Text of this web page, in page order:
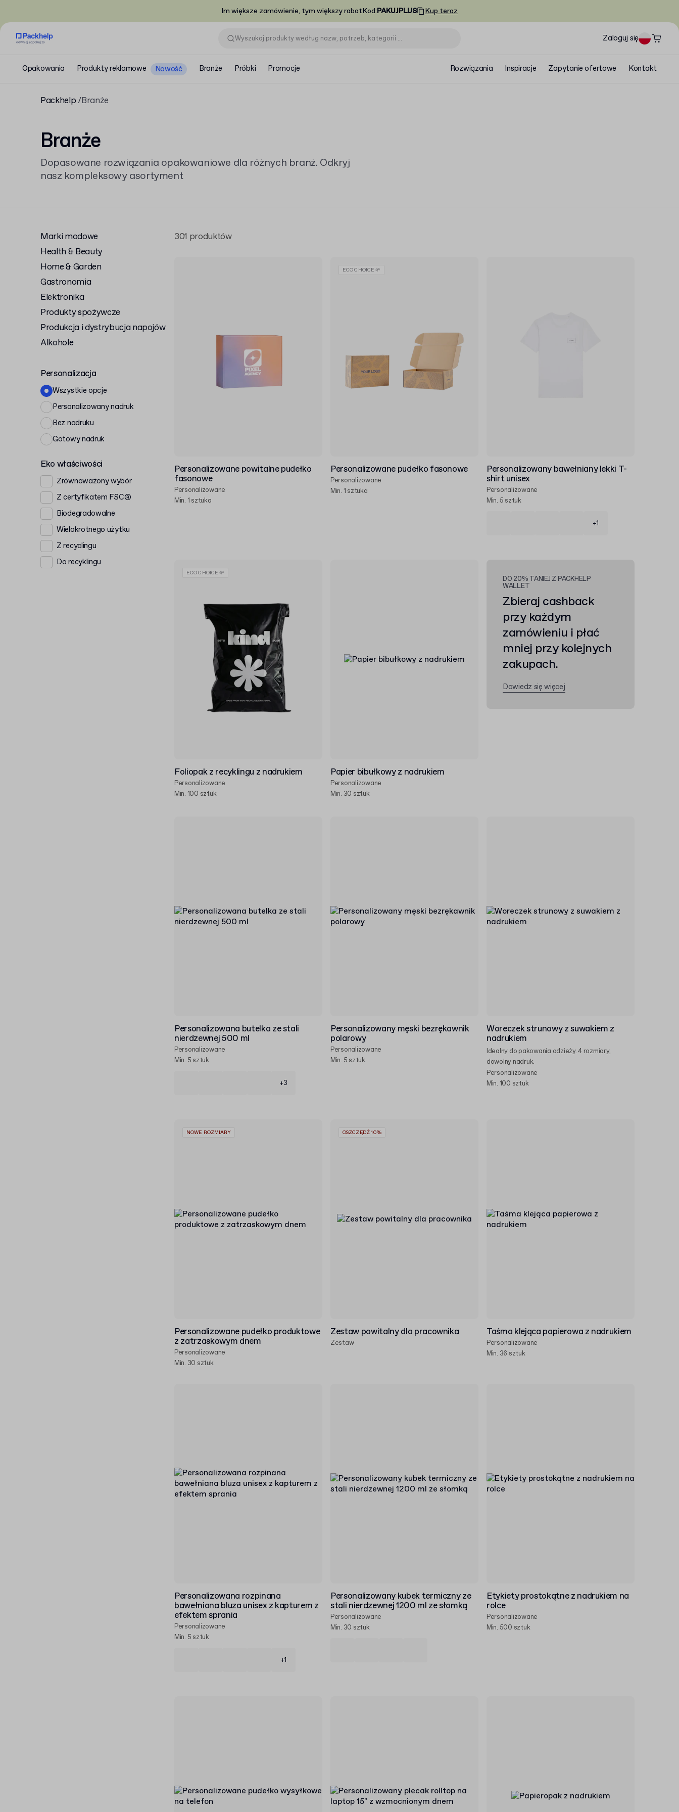
Im większe zamówienie, tym większy rabatKod:PAKUJPLUS Kup teraz
Zaloguj się
Opakowania Produkty reklamowe Nowość Branże Próbki Promocje Rozwiązania Inspiracje Zapytanie ofertowe Kontakt
Packhelp Branże
Branże
Dopasowane rozwiązania opakowaniowe dla różnych branż. Odkryj
nasz kompleksowy asortyment
Marki modowe
Health & Beauty
Home & Garden
Gastronomia
Elektronika
Produkty spożywcze
Produkcja i dystrybucja napojów
Alkohole
Personalizacja
Wszystkie opcje
Personalizowany nadruk
Bez nadruku
Gotowy nadruk
Eko właściwości
Zrównoważony wybór
Z certyfikatem FSC®
Biodegradowalne
Wielokrotnego użytku
Z recyclingu
Do recyklingu
301 produktów
Personalizowane powitalne pudełko
fasonowe
Personalizowane
Min. 1 sztuka
Personalizowane pudełko fasonowe
Personalizowane
Min. 1 sztuka
ECO CHOICE 🌱
Personalizowany bawełniany lekki T-
shirt unisex
Personalizowane
Min. 5 sztuk
+1
Foliopak z recyklingu z nadrukiem
Personalizowane
Min. 100 sztuk
ECO CHOICE 🌱
Papier bibułkowy z nadrukiem
Personalizowane
Min. 30 sztuk
Personalizowana butelka ze stali
nierdzewnej 500 ml
Personalizowane
Min. 5 sztuk
+3
Personalizowany męski bezrękawnik
polarowy
Personalizowane
Min. 5 sztuk
Woreczek strunowy z suwakiem z
nadrukiem
Idealny do pakowania odzieży. 4 rozmiary,
dowolny nadruk.
Personalizowane
Min. 100 sztuk
Personalizowane pudełko produktowe
z zatrzaskowym dnem
Personalizowane
Min. 30 sztuk
NOWE ROZMIARY
Zestaw powitalny dla pracownika
Zestaw
OSZCZĘDŹ 10%
Taśma klejąca papierowa z nadrukiem
Personalizowane
Min. 36 sztuk
Personalizowana rozpinana
bawełniana bluza unisex z kapturem z
efektem sprania
Personalizowane
Min. 5 sztuk
+1
Personalizowany kubek termiczny ze
stali nierdzewnej 1200 ml ze słomką
Personalizowane
Min. 30 sztuk
Etykiety prostokątne z nadrukiem na
rolce
Personalizowane
Min. 500 sztuk
DO 20% TANIEJ Z PACKHELP
WALLET
Zbieraj cashback
przy każdym
zamówieniu i płać
mniej przy kolejnych
zakupach.
Dowiedz się więcej